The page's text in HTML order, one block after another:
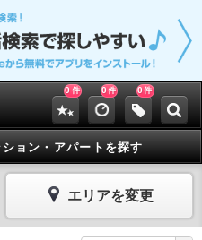
0 件 0件 0件
ョン・アパートを探す
エリアを変更